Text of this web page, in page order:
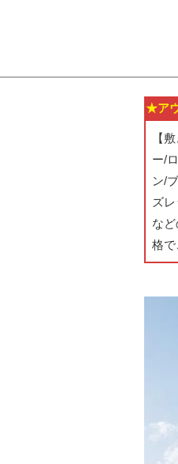
★ア
【
ー/
ン/
ズ
な
格で